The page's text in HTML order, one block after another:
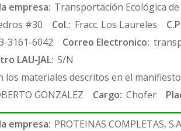
empresa: Transportación Ecológica de
#30 Col.: Fracc. Los Laureles
3161-6042 Correo Electronico:
LAU-JAL: S/N
los materiales descritos en el
GONZALEZ Cargo: Chofer
empresa: PROTEINAS COMPLETAS,